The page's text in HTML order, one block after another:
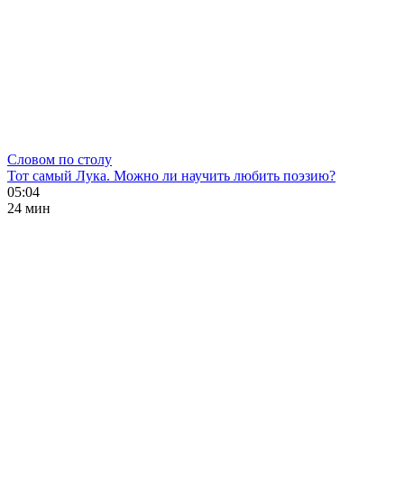
Словом по столу
Тот самый Лука. Можно ли научить любить поэзию?
05:04
24 мин